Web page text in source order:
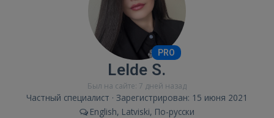
PRO
Lelde S.
Был на сайте: 7 дней назад
Частный специалист · Зарегистрирован: 15 июня 2021
English, Latviski, По-русски